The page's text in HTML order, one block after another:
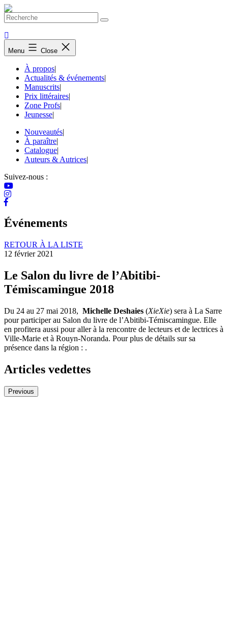
Skip
to
Menu Close
À propos|
Actualités & événements|
Manuscrits|
Prix littéraires|
Zone Profs|
Jeunesse|
Nouveautés|
À paraître|
Catalogue|
Auteurs & Autrices|
Suivez-nous :
Événements
RETOUR À LA LISTE
12 février 2021
Le Salon du livre de l’Abitibi-
Témiscamingue 2018
Du 24 au 27 mai 2018, Michelle Deshaies (XieXie) sera à La Sarre
pour participer au Salon du livre de l’Abitibi-Témiscamingue. Elle
en profitera aussi pour aller à la rencontre de lecteurs et de lectrices à
Ville-Marie et à Rouyn-Noranda. Pour plus de détails sur sa
présence dans la région : .
Articles vedettes
Previous